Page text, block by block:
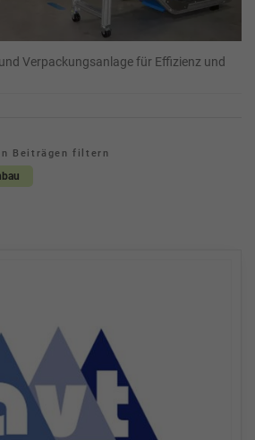
Verpackungsanlage für Effizienz und
Beiträgen filtern